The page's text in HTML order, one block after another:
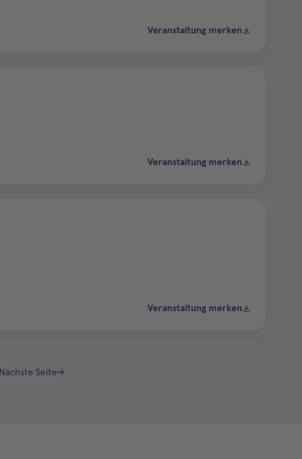
Veranstaltung merken
Veranstaltung merken
Veranstaltung merken
Nächste Seite